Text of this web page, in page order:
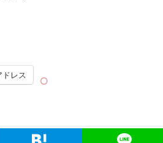
ドレス